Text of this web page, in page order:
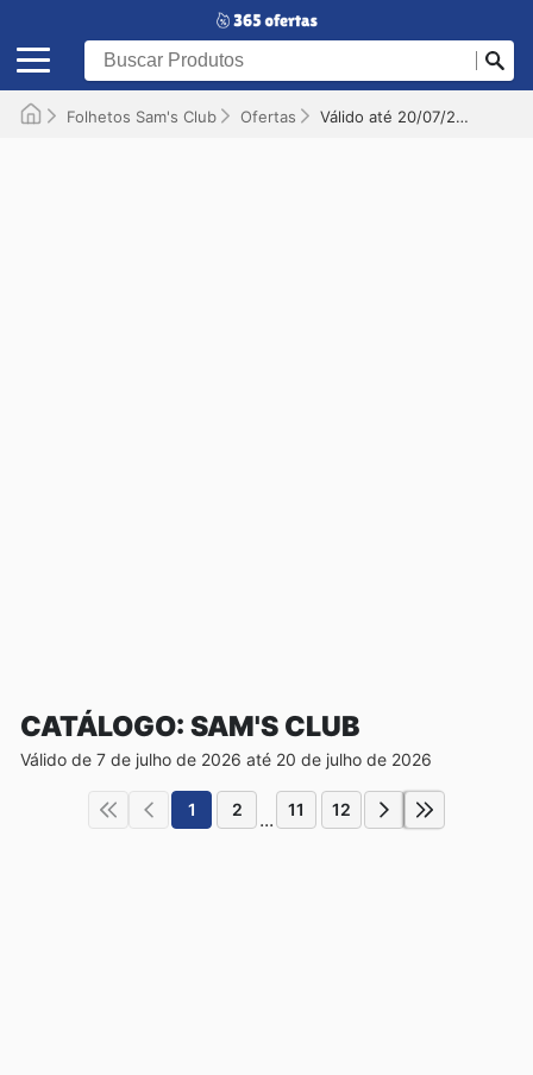
Folhetos Sam's Club Ofertas Válido até 20/07/2026
CATÁLOGO: SAM'S CLUB
Válido de 7 de julho de 2026 até 20 de julho de 2026
1 2 ... 11 12